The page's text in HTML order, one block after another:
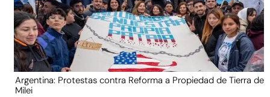
Argentina: Protestas contra Reforma a Propiedad de Tierra de
Milei